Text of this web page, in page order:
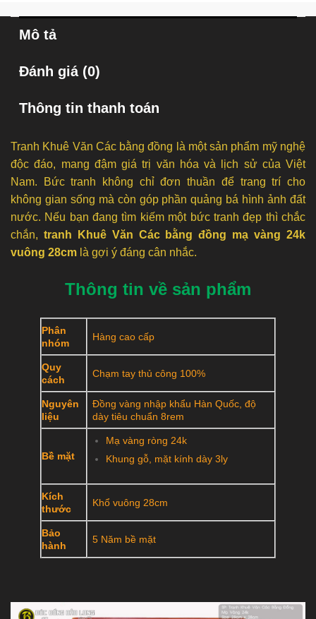
Mô tả
Đánh giá (0)
Thông tin thanh toán
Tranh Khuê Văn Các bằng đồng là một sản phẩm mỹ nghệ
độc đáo, mang đậm giá trị văn hóa và lịch sử của Việt
Nam. Bức tranh không chỉ đơn thuần để trang trí cho
không gian sống mà còn góp phần quảng bá hình ảnh đất
nước. Nếu bạn đang tìm kiếm một bức tranh đẹp thì chắc
chắn, tranh Khuê Văn Các bằng đồng mạ vàng 24k
vuông 28cm là gợi ý đáng cân nhắc.
Thông tin về sản phẩm
Phân
nhóm
Hàng cao cấp
Quy
cách
Chạm tay thủ công 100%
Nguyên
liệu
Đồng vàng nhập khẩu Hàn Quốc, độ
dày tiêu chuẩn 8rem
Bề mặt
Mạ vàng ròng 24k
Khung gỗ, mặt kính dày 3ly
Kích
thước
Khổ vuông 28cm
Bảo
hành
5 Năm bề mặt